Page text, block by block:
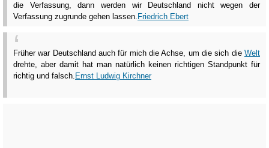
die Verfassung, dann werden wir Deutschland nicht wegen der
Verfassung zugrunde gehen lassen. Friedrich Ebert
Früher war Deutschland auch für mich die Achse, um die sich die Welt
drehte, aber damit hat man natürlich keinen richtigen Standpunkt für
richtig und falsch. Ernst Ludwig Kirchner